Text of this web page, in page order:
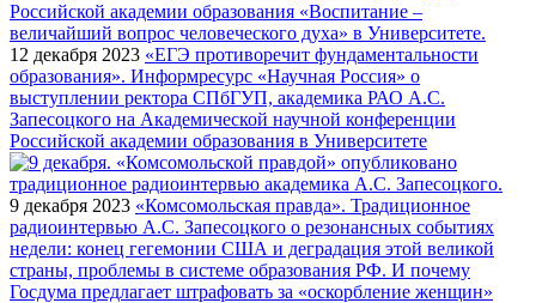
12 декабря 2023 «ЕГЭ противоречит фундаментальности
образования». Информресурс «Научная Россия» о
выступлении ректора СПбГУП, академика РАО А.С.
Запесоцкого на Академической научной конференции
Российской академии образования в Университете
9 декабря 2023 «Комсомольская правда». Традиционное
радиоинтервью А.С. Запесоцкого о резонансных событиях
недели: конец гегемонии США и деградация этой великой
страны, проблемы в системе образования РФ. И почему
Госдума предлагает штрафовать за «оскорбление женщин»